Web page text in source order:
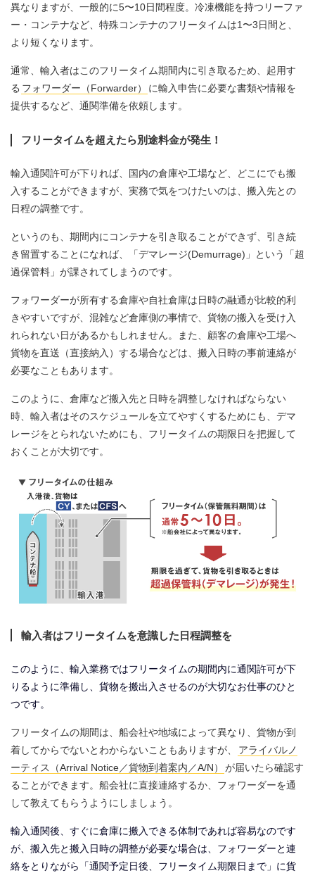
異なりますが、一般的に5〜10日間程度。冷凍機能を持つリーファ
ー・コンテナなど、特殊コンテナのフリータイムは1〜3日間と、
より短くなります。
通常、輸入者はこのフリータイム期間内に引き取るため、起用す
る フォワーダー（Forwarder）
に輸入申告に必要な書類や情報を
提供するなど、通関準備を依頼します。
フリータイムを超えたら別途料金が発生！
輸入通関許可が下りれば、国内の倉庫や工場など、どこにでも搬
入することができますが、実務で気をつけたいのは、搬入先との
日程の調整です。
というのも、期間内にコンテナを引き取ることができず、引き続
き留置することになれば、「デマレージ(Demurrage)」という「超
過保管料」が課されてしまうのです。
フォワーダーが所有する倉庫や自社倉庫は日時の融通が比較的利
きやすいですが、混雑など倉庫側の事情で、貨物の搬入を受け入
れられない日があるかもしれません。また、顧客の倉庫や工場へ
貨物を直送（直接納入）する場合などは、搬入日時の事前連絡が
必要なこともあります。
このように、倉庫など搬入先と日時を調整しなければならない
時、輸入者はそのスケジュールを立てやすくするためにも、デマ
レージをとられないためにも、フリータイムの期限日を把握して
おくことが大切です。
輸入者はフリータイムを意識した日程調整を
このように、輸入業務ではフリータイムの期間内に通関許可が下
りるように準備し、貨物を搬出入させるのが大切なお仕事のひと
つです。
フリータイムの期間は、船会社や地域によって異なり、貨物が到
着してからでないとわからないこともありますが、
アライバルノ
ーティス（Arrival Notice／貨物到着案内／A/N）
が届いたら確認す
ることができます。船会社に直接連絡するか、フォワーダーを通
して教えてもらうようにしましょう。
輸入通関後、すぐに倉庫に搬入できる体制であれば容易なのです
が、搬入先と搬入日時の調整が必要な場合は、フォワーダーと連
絡をとりながら「通関予定日後、フリータイム期限日まで」に貨